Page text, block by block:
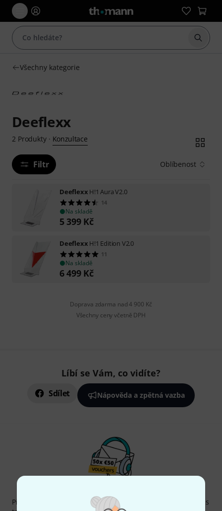
Začít
Všechny kategorie
Deeflexx
2 Produkty· Konzultace
Filtr Oblíbenost
Deeflexx H!1 Aura V2.0
14
Na skladě
5 399 Kč
Deeflexx H!1 Edition V2.0
11
Na skladě
6 499 Kč
Doprava zdarma nad 4 900 Kč
Všechny ceny včetně DPH
Líbí se Vám, co vidíte?
Sdílet Nápověda a zpětná vazba
Přihlaste se k odběru Thomann newsletteru v angličtině a s